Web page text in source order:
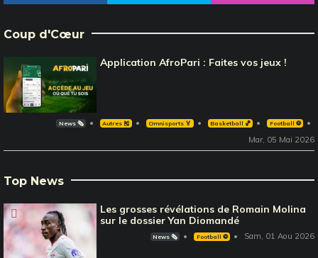
Coup d'Cœur
Application AfroPari : Faites vos jeux !
News 🗞️ Autres 🎽 Omnisports 🏅 Basketball 🏀 Football ⚽️
Mar, 05 Mai 2026
Top News
Les grosses révélations de Romain Molina
sur le dossier Yan Diomandé
News 🗞️ Football ⚽️ Sam, 01 Aou 2026